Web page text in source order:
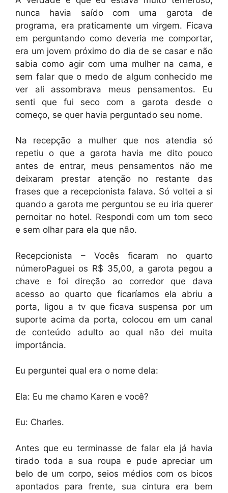
nunca havia saído com uma garota de
programa, era praticamente um virgem. Ficava
em perguntando como deveria me comportar,
era um jovem próximo do dia de se casar e não
sabia como agir com uma mulher na cama, e
sem falar que o medo de algum conhecido me
ver ali assombrava meus pensamentos. Eu
senti que fui seco com a garota desde o
começo, se quer havia perguntado seu nome.
Na recepção a mulher que nos atendia só
repetiu o que a garota havia me dito pouco
antes de entrar, meus pensamentos não me
deixaram prestar atenção no restante das
frases que a recepcionista falava. Só voltei a si
quando a garota me perguntou se eu iria querer
pernoitar no hotel. Respondi com um tom seco
e sem olhar para ela que não.
Recepcionista – Vocês ficaram no quarto
númeroPaguei os R$ 35,00, a garota pegou a
chave e foi direção ao corredor que dava
acesso ao quarto que ficaríamos ela abriu a
porta, ligou a tv que ficava suspensa por um
suporte acima da porta, colocou em um canal
de conteúdo adulto ao qual não dei muita
importância.
Eu perguntei qual era o nome dela:
Ela: Eu me chamo Karen e você?
Eu: Charles.
Antes que eu terminasse de falar ela já havia
tirado toda a sua roupa e pude apreciar um
belo de um corpo, seios médios com os bicos
apontados para frente, sua cintura era bem